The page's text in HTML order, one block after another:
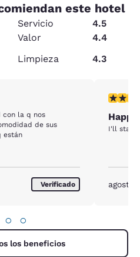
este hotel
Servicio
4.5
Valor
4.4
Limpieza 4.3
1 reseña
con la q nos
de sus
están
Verificado
Happy
I'll stay
agosto
○ ○
los beneficios